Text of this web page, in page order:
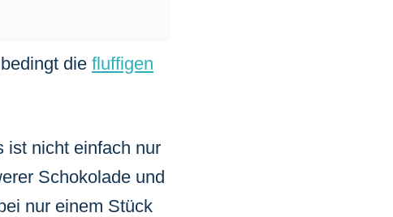
die fluffigen
ist nicht einfach nur
Schokolade und
nur einem Stück